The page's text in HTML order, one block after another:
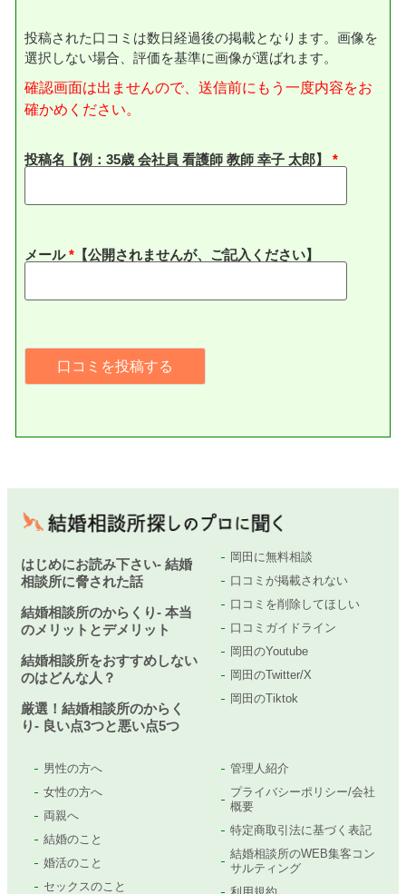
投稿された口コミは数日経過後の掲載となります。画像を
選択しない場合、評価を基準に画像が選ばれます。
確認画面は出ませんので、送信前にもう一度内容をお
確かめください。
投稿名【例：35歳 会社員 看護師 教師 幸子 太郎】
メール* 【公開されませんが、ご記入ください】
はじめにお読み下さい- 結婚
相談所に脅された話
結婚相談所のからくり- 本当
のメリットとデメリット
結婚相談所をおすすめしない
のはどんな人？
厳選！結婚相談所のからく
り- 良い点3つと悪い点5つ
岡田に無料相談
口コミが掲載されない
口コミを削除してほしい
口コミガイドライン
岡田のYoutube
岡田のTwitter/X
岡田のTiktok
男性の方へ
女性の方へ
両親へ
結婚のこと
婚活のこと
セックスのこと
管理人紹介
プライバシーポリシー/会社
概要
特定商取引法に基づく表記
結婚相談所のWEB集客コン
サルティング